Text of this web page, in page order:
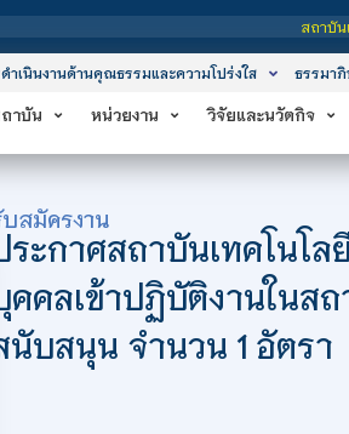
สถาบันเทคโน
ำเนินงานด้านคุณธรรมและความโปร่งใส ธรรมาภิ
าบัน หน่วยงาน วิจัยและนวัตกิจ
สมัครงาน
ระกาศสถาบันเทคโนโล
คคลเข้าปฏิบัติงานในส
นับสนุน จำนวน 1 อัตรา